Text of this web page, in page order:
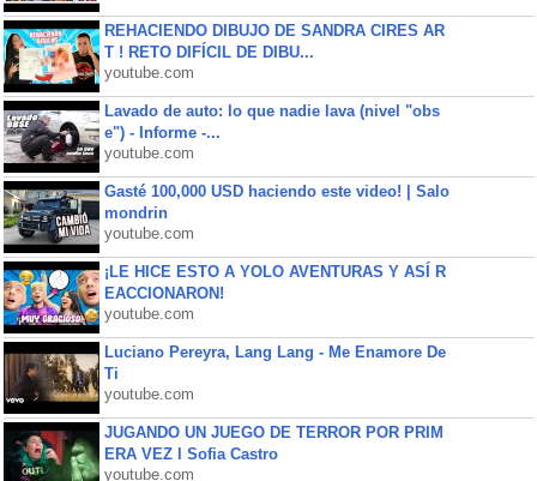
REHACIENDO DIBUJO DE SANDRA CIRES AR
T ! RETO DIFÍCIL DE DIBU...
youtube.com
Lavado de auto: lo que nadie lava (nivel "obs
e") - Informe -...
youtube.com
Gasté 100,000 USD haciendo este video! | Salo
mondrin
youtube.com
¡LE HICE ESTO A YOLO AVENTURAS Y ASÍ R
EACCIONARON!
youtube.com
Luciano Pereyra, Lang Lang - Me Enamore De
Ti
youtube.com
JUGANDO UN JUEGO DE TERROR POR PRIM
ERA VEZ l Sofia Castro
youtube.com